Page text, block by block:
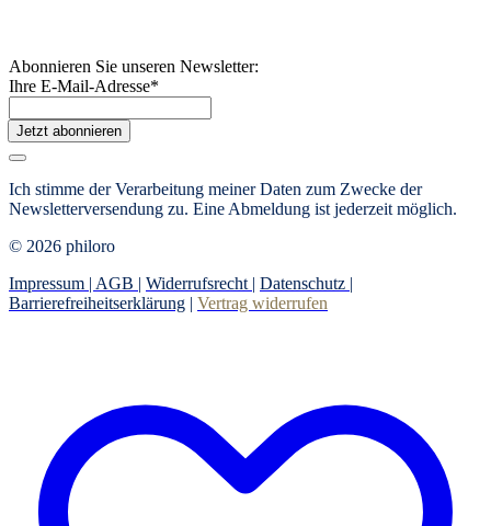
Abonnieren Sie unseren Newsletter:
Ihre E-Mail-Adresse*
Jetzt abonnieren
Ich stimme der Verarbeitung meiner Daten zum Zwecke der
Newsletterversendung zu. Eine Abmeldung ist jederzeit möglich.
© 2026 philoro
Impressum | AGB | Widerrufsrecht | Datenschutz |
Barrierefreiheitserklärung | Vertrag widerrufen